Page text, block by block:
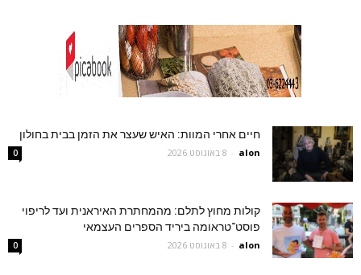
חיים אחרי המוות: האיש שעצר את הזמן בבית בחולון
alon
- 8 באוגוסט 2026 0
קולות מחוץ לתלם: מהמחתרת האיראנית ועד לריפוי
פוסט־טראומה ביריד הספרים העצמאי
alon
- 8 באוגוסט 2026 0